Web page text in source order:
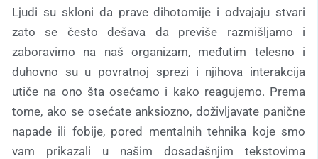
Ljudi su skloni da prave dihotomije i odvajaju stvari
zato se često dešava da previše razmišljamo i
zaboravimo na naš organizam, međutim telesno i
duhovno su u povratnoj sprezi i njihova interakcija
utiče na ono šta osećamo i kako reagujemo. Prema
tome, ako se osećate anksiozno, doživljavate panične
napade ili fobije, pored mentalnih tehnika koje smo
vam prikazali u našim dosadašnjim tekstovima